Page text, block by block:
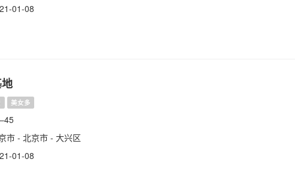
01-08
美女多
市 - 北京市 - 大兴区
01-08